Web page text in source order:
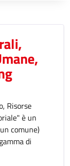
Risorse
è un
comune)
di